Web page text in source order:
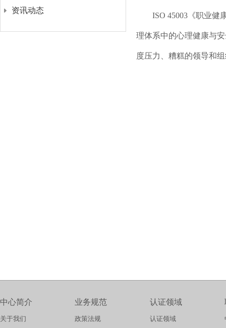
ISO 45003《职业健
理体系中的心理健康与
度压力、糟糕的领导和
资讯动态
中心简介
关于我们
业务规范
政策法规
认证领域
认证领域